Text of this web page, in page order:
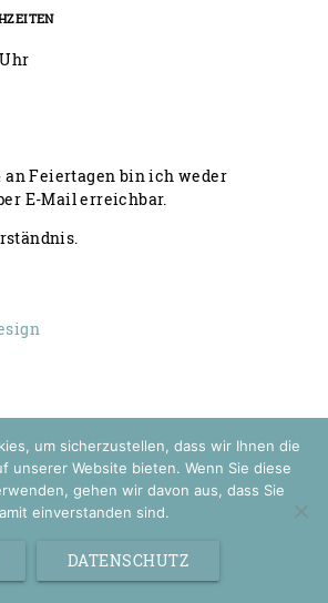
an Feiertagen bin ich weder
E-Mail erreichbar.
um sicherzustellen, dass wir Ihnen die
unserer Website bieten. Wenn Sie diese
gehen wir davon aus, dass Sie
einverstanden sind.
DATENSCHUTZ